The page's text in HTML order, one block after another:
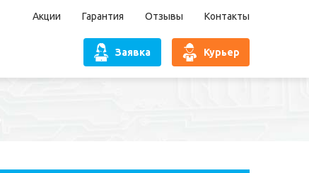
Акции Гарантия Отзывы Контакты
Курьер
Заявка